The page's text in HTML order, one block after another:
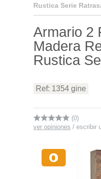
Rustica Serie
Armario 2
Madera
Rustica
Ref: 1354 gine
(0)
ver opiniones / escribir